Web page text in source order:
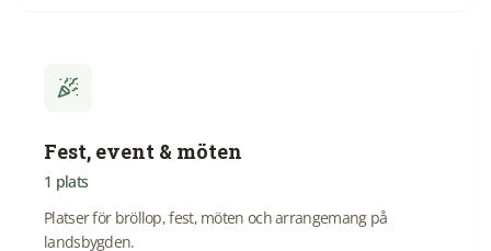
Fest, event & möten
1 plats
Platser för bröllop, fest, möten och arrangemang på
landsbygden.